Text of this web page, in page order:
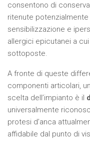
consentono di
ritenute
sensibilizzazione e
allergici epicutanei a
sottoposte.
A fronte di queste
componenti articolari,
scelta dell’impianto è il
universalmente
protesi d’anca
affidabile dal punto di